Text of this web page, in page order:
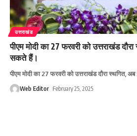
उत्तराखंड
पीएम मोदी का 27 फरवरी को उत्तराखंड
सकते हैं।
पीएम मोदी का 27 फरवरी को उत्तराखंड दौरा स्थगित, अब
Web Editor February 25, 2025